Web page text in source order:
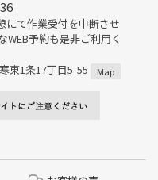
にて作業受付を中断させ
予約も是非ご利用く
東1条17丁目5-55
Map